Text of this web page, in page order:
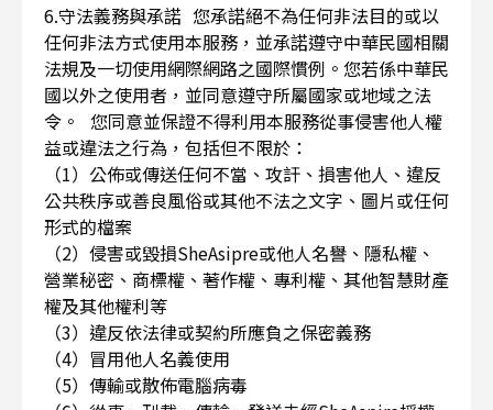
6.守法義務與承諾 您承諾絕不為任何非法目的或以
任何非法方式使用本服務，並承諾遵守中華民國相關
法規及一切使用網際網路之國際慣例。您若係中華民
國以外之使用者，並同意遵守所屬國家或地域之法
令。 您同意並保證不得利用本服務從事侵害他人權
益或違法之行為，包括但不限於：
（1）公佈或傳送任何不當、攻訐、損害他人、違反
公共秩序或善良風俗或其他不法之文字、圖片或任何
形式的檔案
（2）侵害或毀損SheAsipre或他人名譽、隱私權、
營業秘密、商標權、著作權、專利權、其他智慧財產
權及其他權利等
（3）違反依法律或契約所應負之保密義務
（4）冒用他人名義使用
（5）傳輸或散佈電腦病毒